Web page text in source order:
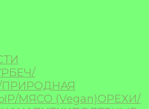
МЯСО (Vegan)ОРЕХИ/